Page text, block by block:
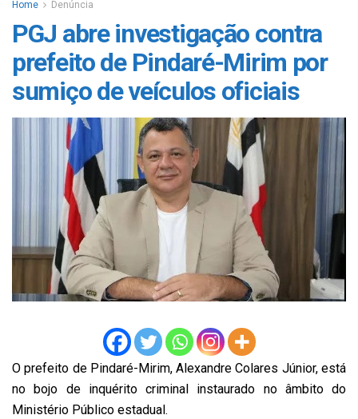
Home Denúncia
PGJ abre investigação contra
prefeito de Pindaré-Mirim por
sumiço de veículos oficiais
O prefeito de Pindaré-Mirim, Alexandre Colares Júnior, está
no bojo de inquérito criminal instaurado no âmbito do
Ministério Público estadual.